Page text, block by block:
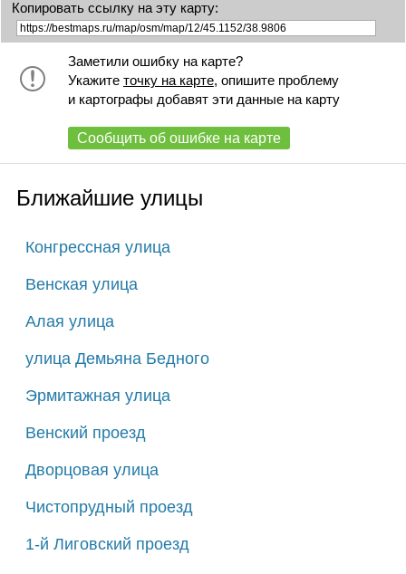
Копировать ссылку на эту карту:
Заметили ошибку на карте?
Укажите точку на карте, опишите проблему
и картографы добавят эти данные на карту
Сообщить об ошибке на карте
Ближайшие улицы
Конгрессная улица
Венская улица
Алая улица
улица Демьяна Бедного
Эрмитажная улица
Венский проезд
Дворцовая улица
Чистопрудный проезд
1-й Лиговский проезд